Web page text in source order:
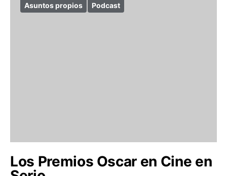
Asuntos propios Podcast
Los Premios Oscar en Cine en